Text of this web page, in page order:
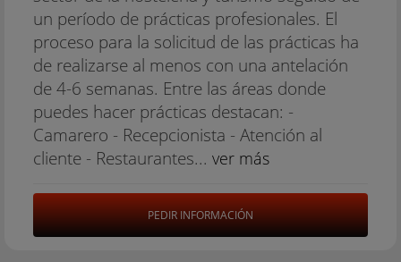
un período de prácticas profesionales. El
proceso para la solicitud de las prácticas ha
de realizarse al menos con una antelación
de 4-6 semanas. Entre las áreas donde
puedes hacer prácticas destacan: -
Camarero - Recepcionista - Atención al
cliente - Restaurantes... ver más
PEDIR INFORMACIÓN